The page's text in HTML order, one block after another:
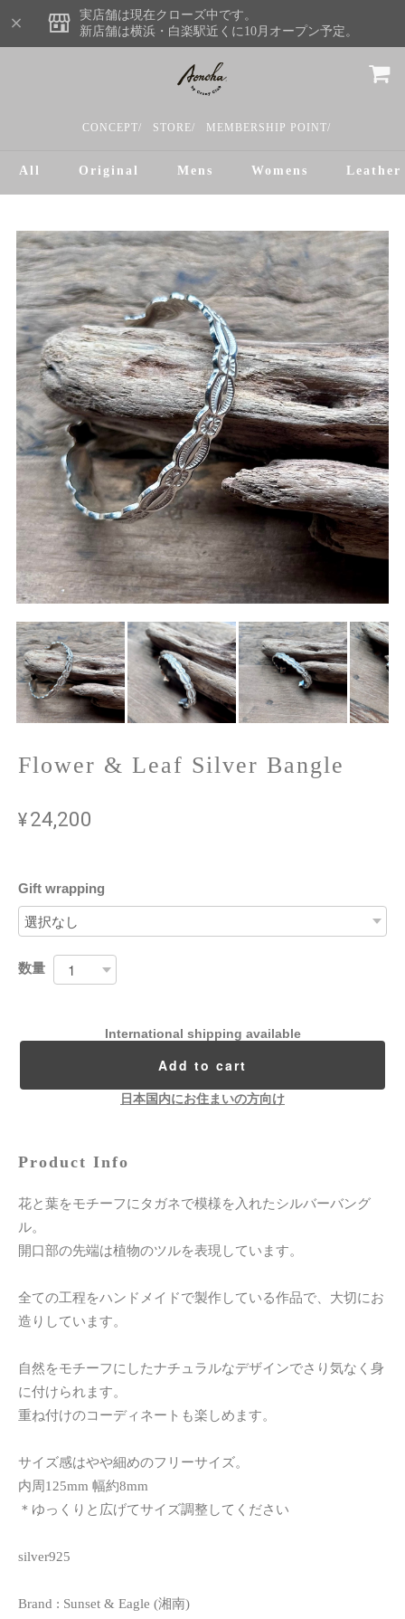
実店舗は現在クローズ中です。
新店舗は横浜・白楽駅近くに10月オープン予定。
CONCEPT/ STORE/ MEMBERSHIP POINT/
All Original Mens Womens Leather
Flower & Leaf Silver Bangle
¥24,200
Gift wrapping
数量
International shipping available
Add to cart
日本国内にお住まいの方向け
Product Info
花と葉をモチーフにタガネで模様を入れたシルバーバング
ル。
開口部の先端は植物のツルを表現しています。
全ての工程をハンドメイドで製作している作品で、大切にお
造りしています。
自然をモチーフにしたナチュラルなデザインでさり気なく身
に付けられます。
重ね付けのコーディネートも楽しめます。
サイズ感はやや細めのフリーサイズ。
内周125mm 幅約8mm
＊ゆっくりと広げてサイズ調整してください
silver925
Brand : Sunset & Eagle (湘南)